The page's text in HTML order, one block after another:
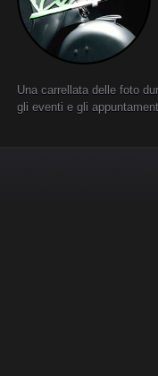
Una carrellata delle foto
gli eventi e gli